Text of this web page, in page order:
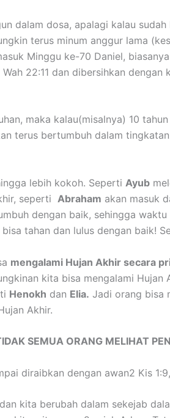
dalam dosa, apalagi kalau
terus minum anggur lama
Minggu ke-70 Daniel,
22:11 dan dibersihkan dengan
maka kalau(misalnya) 10
terus bertumbuh dalam
lebih kokoh. Seperti Ayub
seperti Abraham akan masuk
dengan baik, sehingga
tahan dan lulus dengan baik!
mengalami Hujan Akhir secara
kita bisa mengalami
Henokh dan Elia. Jadi orang bisa
Akhir.
SEMUA ORANG MELIHAT
diraibkan dengan awan2 Kis
kita berubah dalam sekejab